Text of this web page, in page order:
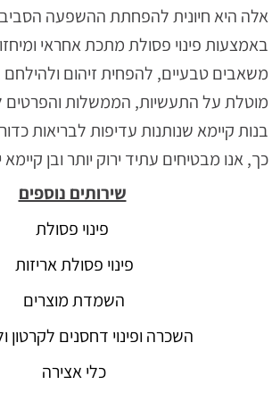
אלה היא חיונית להפחתת ההשפעה
באמצעות פינוי פסולת מתכת אחראי
משאבים טבעיים, להפחית זיהום ולהילחם
מוטלת על התעשיות, הממשלות והפרטים
בנות קיימא שנותנות עדיפות לבריאות
כך, אנו מבטיחים עתיד ירוק יותר ובן
שירותים נוספים
פינוי פסולת
פינוי פסולת אריזות
השמדת מוצרים
השכרה ופינוי דחסנים לקרטון
כלי אצירה